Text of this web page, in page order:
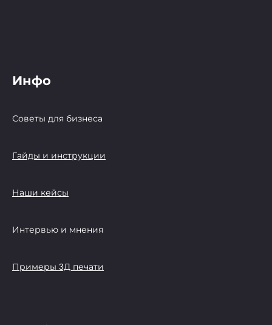
Инфо
Советы для бизнеса
Гайды и инструкции
Наши кейсы
Интервью и мнения
Примеры 3Д печати